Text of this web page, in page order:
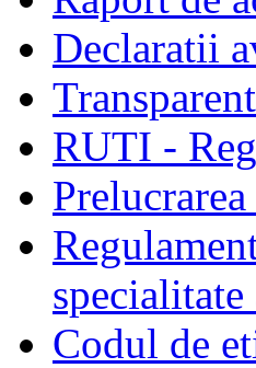
Declaratii
RUTI -
Codul de